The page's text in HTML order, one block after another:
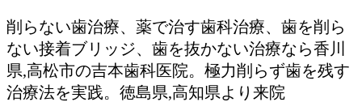
コ
ン
テ
ン
ツ
ナ
ビ
ゲ
ー
シ
削らない歯治療、薬で治す歯科治療、歯を削ら
ない接着ブリッジ、歯を抜かない治療なら香川
県,高松市の吉本歯科医院。極力削らず歯を残す
治療法を実践。徳島県,高知県より来院